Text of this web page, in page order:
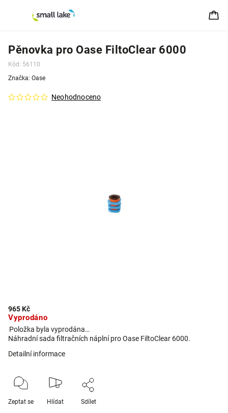
Pěnovka pro Oase FiltoClear 6000
Kód: 56110
Neohodnoceno
Značka: Oase
965 Kč
Vyprodáno
Položka byla vyprodána…
Náhradní sada filtračních náplní pro Oase FiltoClear 6000.
Detailní informace
Zeptat se Hlídat Sdílet